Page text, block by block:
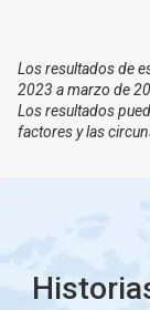
Los resultados de
2023 a marzo de
Los resultados
factores y las